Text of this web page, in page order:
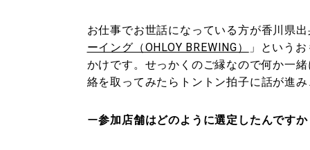
お仕事でお世話になっている方が香川県
ーイング（OHLOY BREWING）
」という
かけです。せっかくのご縁なので何か一
絡を取ってみたらトントン拍子に話が進
ー参加店舗はどのように選定したんですか